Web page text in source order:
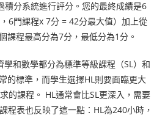
積分系統進行評分。您的最終成績是6
6門課程x 7分 = 42分最大值）加上從
課程最高分為7分，最低分為1分。
和數學都分為標準等級課程（SL）和
的標準，而學生選擇HL則要面臨更大
的課程。 HL通常會比SL更深入，需要
程表也反映了這一點：HL為240小時，